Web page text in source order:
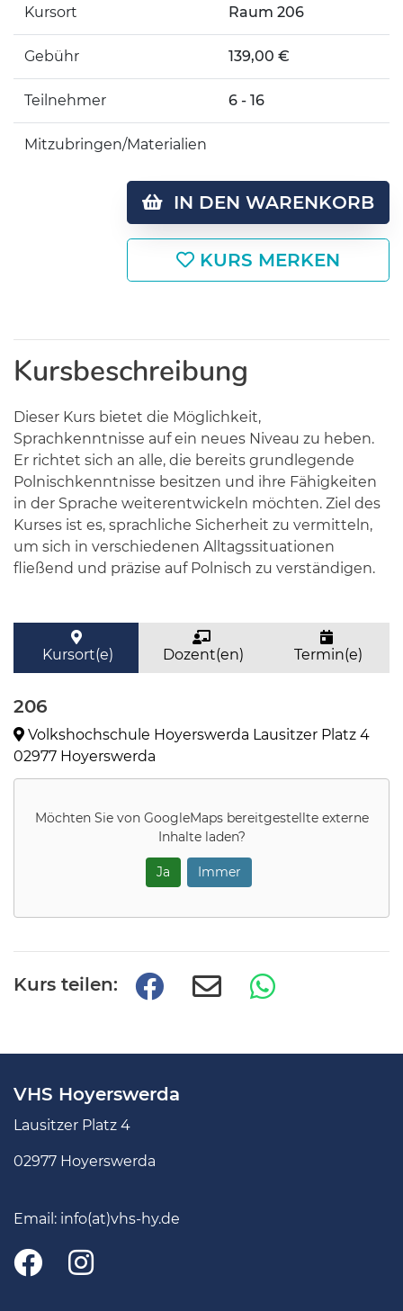
Kursort Raum 206
Gebühr 139,00 €
Teilnehmer 6 - 16
Mitzubringen/Materialien
IN DEN WARENKORB
KURS MERKEN
Kursbeschreibung
Dieser Kurs bietet die Möglichkeit,
Sprachkenntnisse auf ein neues Niveau zu heben.
Er richtet sich an alle, die bereits grundlegende
Polnischkenntnisse besitzen und ihre Fähigkeiten
in der Sprache weiterentwickeln möchten. Ziel des
Kurses ist es, sprachliche Sicherheit zu vermitteln,
um sich in verschiedenen Alltagssituationen
fließend und präzise auf Polnisch zu verständigen.
Kursort(e) Dozent(en) Termin(e)
206
Volkshochschule Hoyerswerda Lausitzer Platz 4
02977 Hoyerswerda
Möchten Sie von GoogleMapsbereitgestellte externe
Inhalte laden?
Ja Immer
Kurs teilen:
VHS Hoyerswerda
Lausitzer Platz 4
02977 Hoyerswerda
Email: info(at)vhs-hy.de